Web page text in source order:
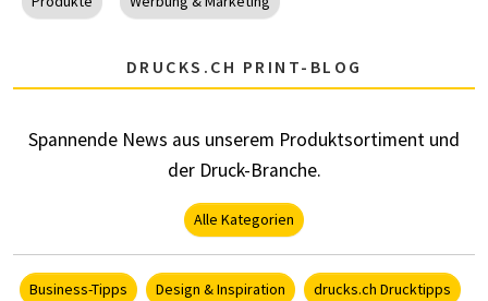
DRUCKS.CH PRINT-BLOG
Spannende News aus unserem Produktsortiment und
der Druck-Branche.
Alle Kategorien
Business-Tipps Design & Inspiration drucks.ch Drucktipps